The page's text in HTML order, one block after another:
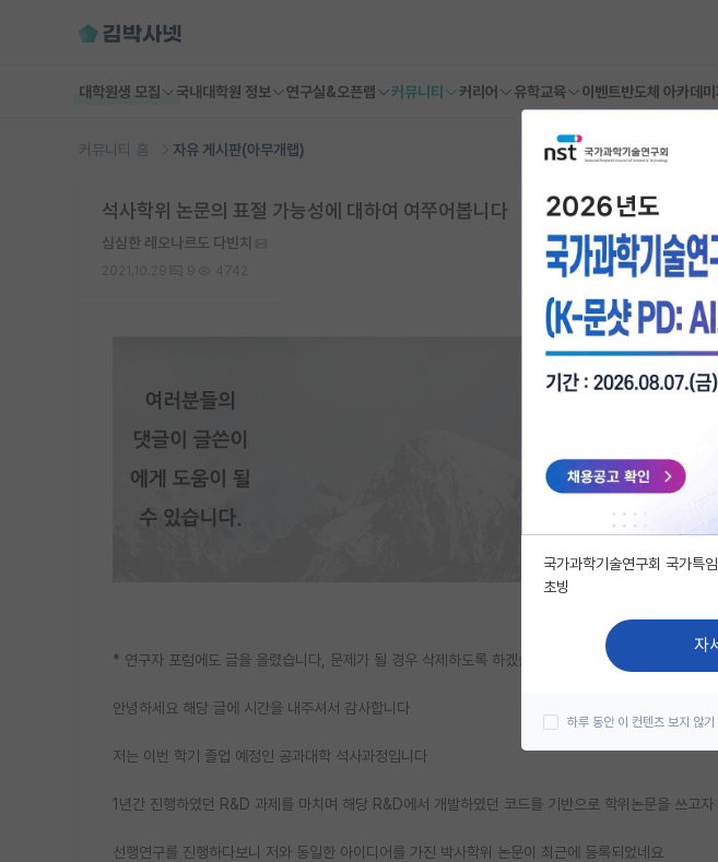
대학원생 모집 국내대학원 정보 연구실&오픈랩 커뮤니티 커리어 유학교육 이벤트반도체 아카데미
커뮤니티 홈 자유 게시판(아무개랩)
석사학위 논문의 표절 가능성에 대하여 여쭈어봅니다
심심한 레오나르도 다빈치
* 연구자 포럼에도 글을 올렸습니다, 문제가 될 경우 삭제하도록 하겠습니다
안녕하세요 해당 글에 시간을 내주셔서 감사합니다
저는 이번 학기 졸업 예정인 공과대학 석사과정입니다
1년간 진행하였던 R&D 과제를 마치며 해당 R&D에서 개발하였던 코드를 기반으로 학위논문을 쓰고자
선행연구를 진행하다보니 저와 동일한 아이디어를 가진 박사학위 논문이 최근에 등록되었네요
국가과학기술연구회 국가특
초빙
자
하루 동안 이 컨텐츠 보지 않기